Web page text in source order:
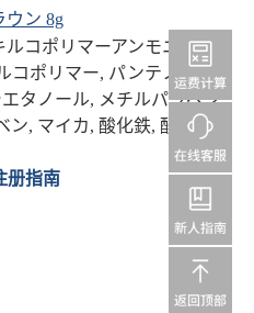
ウン 8g
コポリマーアンモニウム,
コポリマー, パンテノール,
タノール, メチルパラベン,
, マイカ, 酸化鉄, 酸化チタ
册指南